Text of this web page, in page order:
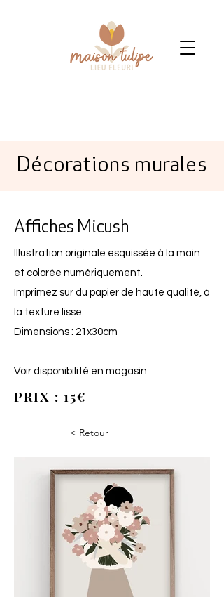
Décorations murales
Affiches Micush
Illustration originale esquissée à la main
et colorée numériquement.
Imprimez sur du papier de haute qualité, à
la texture lisse.
Dimensions : 21x30cm
Voir disponibilité en magasin
PRIX : 15€
< Retour